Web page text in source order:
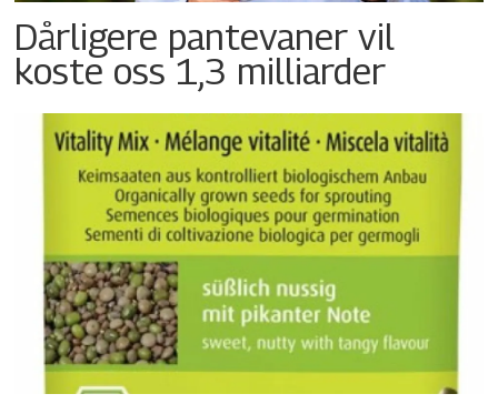
Dårligere pantevaner vil
koste oss 1,3 milliarder